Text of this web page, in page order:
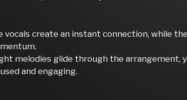
vocals create an instant connection, while
melodies glide through the arrangement,
and engaging.